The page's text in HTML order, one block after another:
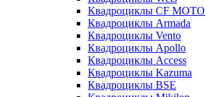
Квадроциклы CF MOTO
Квадроциклы Armada
Квадроциклы Vento
Квадроциклы Apollo
Квадроциклы Access
Квадроциклы Kazuma
Квадроциклы BSE